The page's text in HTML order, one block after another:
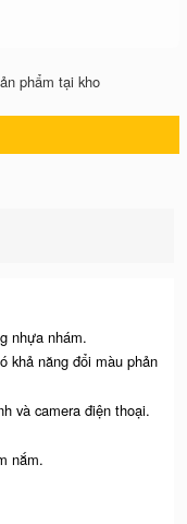
phẩm tại kho
nhựa nhám.
khả năng đổi màu phản
và camera điện thoại.
nắm.